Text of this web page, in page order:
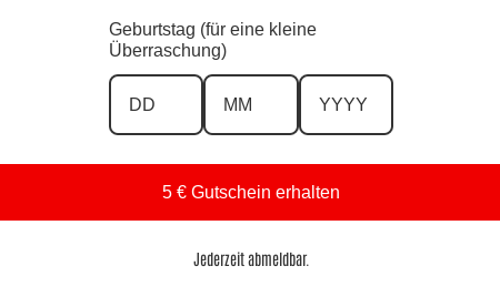
Geburtstag (für eine kleine
Überraschung)
5 € Gutschein erhalten
Jederzeit abmeldbar.